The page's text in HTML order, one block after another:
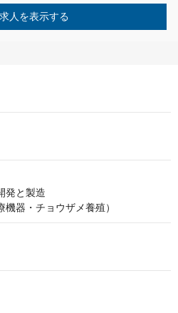
人を表示する
発と製造
機器・チョウザメ養殖）